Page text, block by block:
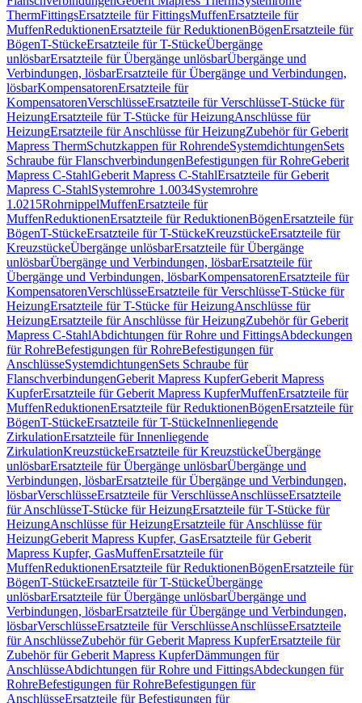
ThermFittingsErsatzteile für FittingsMuffenErsatzteile für
MuffenReduktionenErsatzteile für ReduktionenBögenErsatzteile für
BögenT-StückeErsatzteile für T-StückeÜbergänge
unlösbarErsatzteile für Übergänge unlösbarÜbergänge und
Verbindungen, lösbarErsatzteile für Übergänge und Verbindungen,
lösbarKompensatorenErsatzteile für
KompensatorenVerschlüsseErsatzteile für VerschlüsseT-Stücke für
HeizungErsatzteile für T-Stücke für HeizungAnschlüsse für
HeizungErsatzteile für Anschlüsse für HeizungZubehör für Geberit
Mapress ThermSchutzkappen für RohrendeSystemdichtungenSets
Schraube für FlanschverbindungenBefestigungen für RohreGeberit
Mapress C-StahlGeberit Mapress C-StahlErsatzteile für Geberit
Mapress C-StahlSystemrohre 1.0034Systemrohre
1.0215RohrnippelMuffenErsatzteile für
MuffenReduktionenErsatzteile für ReduktionenBögenErsatzteile für
BögenT-StückeErsatzteile für T-StückeKreuzstückeErsatzteile für
KreuzstückeÜbergänge unlösbarErsatzteile für Übergänge
unlösbarÜbergänge und Verbindungen, lösbarErsatzteile für
Übergänge und Verbindungen, lösbarKompensatorenErsatzteile für
KompensatorenVerschlüsseErsatzteile für VerschlüsseT-Stücke für
HeizungErsatzteile für T-Stücke für HeizungAnschlüsse für
HeizungErsatzteile für Anschlüsse für HeizungZubehör für Geberit
Mapress C-StahlAbdichtungen für Rohre und FittingsAbdeckungen
für RohreBefestigungen für RohreBefestigungen für
AnschlüsseSystemdichtungenSets Schraube für
FlanschverbindungenGeberit Mapress KupferGeberit Mapress
KupferErsatzteile für Geberit Mapress KupferMuffenErsatzteile für
MuffenReduktionenErsatzteile für ReduktionenBögenErsatzteile für
BögenT-StückeErsatzteile für T-StückeInnenliegende
ZirkulationErsatzteile für Innenliegende
ZirkulationKreuzstückeErsatzteile für KreuzstückeÜbergänge
unlösbarErsatzteile für Übergänge unlösbarÜbergänge und
Verbindungen, lösbarErsatzteile für Übergänge und Verbindungen,
lösbarVerschlüsseErsatzteile für VerschlüsseAnschlüsseErsatzteile
für AnschlüsseT-Stücke für HeizungErsatzteile für T-Stücke für
HeizungAnschlüsse für HeizungErsatzteile für Anschlüsse für
HeizungGeberit Mapress Kupfer, GasErsatzteile für Geberit
Mapress Kupfer, GasMuffenErsatzteile für
MuffenReduktionenErsatzteile für ReduktionenBögenErsatzteile für
BögenT-StückeErsatzteile für T-StückeÜbergänge
unlösbarErsatzteile für Übergänge unlösbarÜbergänge und
Verbindungen, lösbarErsatzteile für Übergänge und Verbindungen,
lösbarVerschlüsseErsatzteile für VerschlüsseAnschlüsseErsatzteile
für AnschlüsseZubehör für Geberit Mapress KupferErsatzteile für
Zubehör für Geberit Mapress KupferDämmungen für
AnschlüsseAbdichtungen für Rohre und FittingsAbdeckungen für
RohreBefestigungen für RohreBefestigungen für
AnschlüsseErsatzteile für Befestigungen für